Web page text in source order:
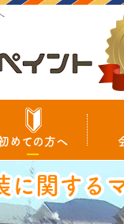
めての方へ
に関する